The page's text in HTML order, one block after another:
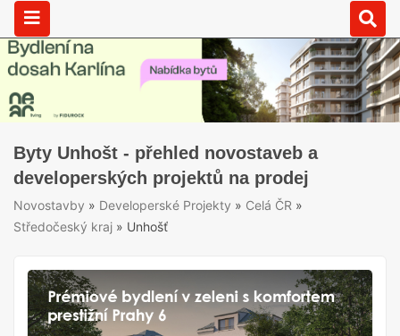
Byty Unhošt - přehled novostaveb a
developerských projektů na prodej
Novostavby » Developerské Projekty » Celá ČR »
Středočeský kraj » Unhošť